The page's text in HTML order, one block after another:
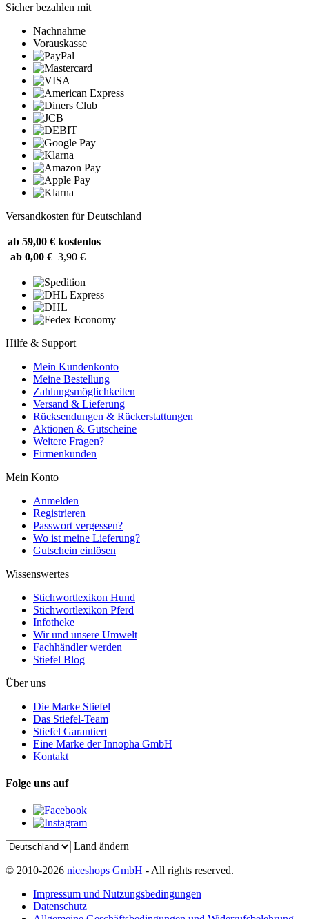
Sicher bezahlen mit
Nachnahme
Vorauskasse
Versandkosten für Deutschland
ab 59,00 € kostenlos
ab 0,00 € 3,90 €
Hilfe & Support
Mein Kundenkonto
Meine Bestellung
Zahlungsmöglichkeiten
Versand & Lieferung
Rücksendungen & Rückerstattungen
Aktionen & Gutscheine
Weitere Fragen?
Firmenkunden
Mein Konto
Anmelden
Registrieren
Passwort vergessen?
Wo ist meine Lieferung?
Gutschein einlösen
Wissenswertes
Stichwortlexikon Hund
Stichwortlexikon Pferd
Infotheke
Wir und unsere Umwelt
Fachhändler werden
Stiefel Blog
Über uns
Die Marke Stiefel
Das Stiefel-Team
Stiefel Garantiert
Eine Marke der Innopha GmbH
Kontakt
Folge uns auf
Land ändern
© 2010-2026 niceshops GmbH - All rights reserved.
Impressum und Nutzungsbedingungen
Datenschutz